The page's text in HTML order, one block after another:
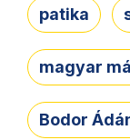
patika
magyar
Bodor